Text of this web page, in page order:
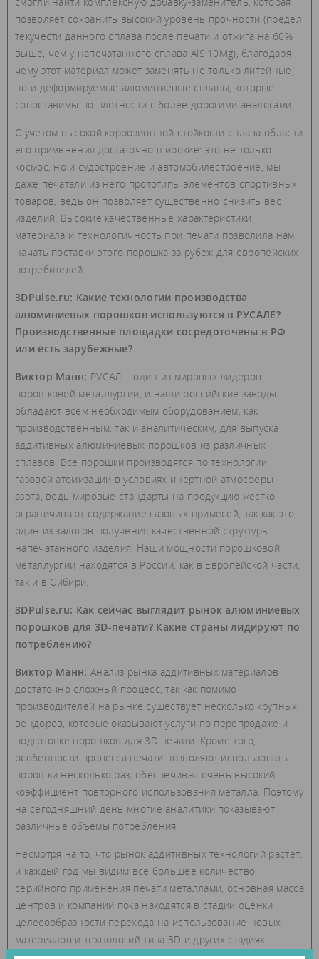
позволяет сохранить высокий уровень прочности (предел
текучести данного сплава после печати и отжига на 60%
выше, чем у напечатанного сплава AlSi10Mg), благодаря
чему этот материал может заменять не только литейные,
но и деформируемые алюминиевые сплавы, которые
сопоставимы по плотности с более дорогими аналогами.
С учетом высокой коррозионной стойкости сплава области
его применения достаточно широкие: это не только
космос, но и судостроение и автомобилестроение, мы
даже печатали из него прототипы элементов спортивных
товаров, ведь он позволяет существенно снизить вес
изделий. Высокие качественные характеристики
материала и технологичность при печати позволила нам
начать поставки этого порошка за рубеж для европейских
потребителей.
3DPulse.ru: Какие технологии производства
алюминиевых порошков используются в РУСАЛЕ?
Производственные площадки сосредоточены в РФ
или есть зарубежные?
Виктор Манн: РУСАЛ – один из мировых лидеров
порошковой металлургии, и наши российские заводы
обладают всем необходимым оборудованием, как
производственным, так и аналитическим, для выпуска
аддитивных алюминиевых порошков из различных
сплавов. Все порошки производятся по технологии
газовой атомизации в условиях инертной атмосферы
азота, ведь мировые стандарты на продукцию жестко
ограничивают содержание газовых примесей, так как это
один из залогов получения качественной структуры
напечатанного изделия. Наши мощности порошковой
металлургии находятся в России, как в Европейской части,
так и в Сибири.
3DPulse.ru: Как сейчас выглядит рынок алюминиевых
порошков для 3D-печати? Какие страны лидируют по
потреблению?
Виктор Манн: Анализ рынка аддитивных материалов
достаточно сложный процесс, так как помимо
производителей на рынке существует несколько крупных
вендоров, которые оказывают услуги по перепродаже и
подготовке порошков для 3D печати. Кроме того,
особенности процесса печати позволяют использовать
порошки несколько раз, обеспечивая очень высокий
коэффициент повторного использования металла. Поэтому
на сегодняшний день многие аналитики показывают
различные объемы потребления.
Несмотря на то, что рынок аддитивных технологий растет,
и каждый год мы видим все большее количество
серийного применения печати металлами, основная масса
центров и компаний пока находятся в стадии оценки
целесообразности перехода на использование новых
материалов и технологий типа 3D и других стадиях